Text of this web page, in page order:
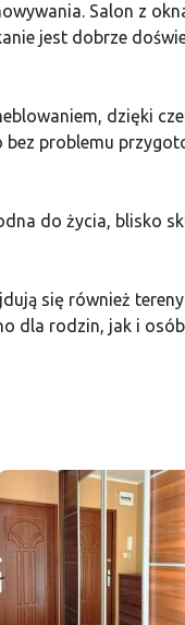
Salon z
jest dobrze
dzięki
problemu
do życia, blisko
się również
dla rodzin, jak i